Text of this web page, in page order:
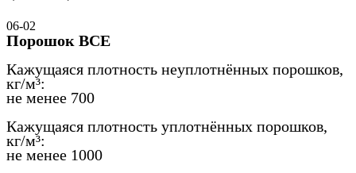
06-02
Порошок ВСЕ
Кажущаяся плотность неуплотнённых порошков,
кг/м³:
не менее 700
Кажущаяся плотность уплотнённых порошков,
кг/м³:
не менее 1000